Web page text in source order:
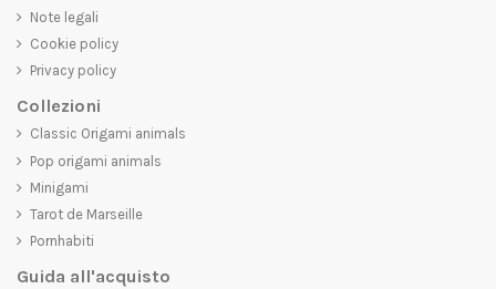
Note legali
Cookie policy
Privacy policy
Collezioni
Classic Origami animals
Pop origami animals
Minigami
Tarot de Marseille
Pornhabiti
Guida all'acquisto